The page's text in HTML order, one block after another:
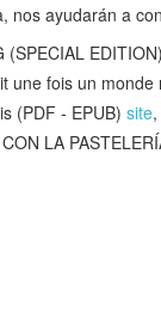
nos ayudarán a
(SPECIAL
une fois un
(PDF - EPUB) site
LA